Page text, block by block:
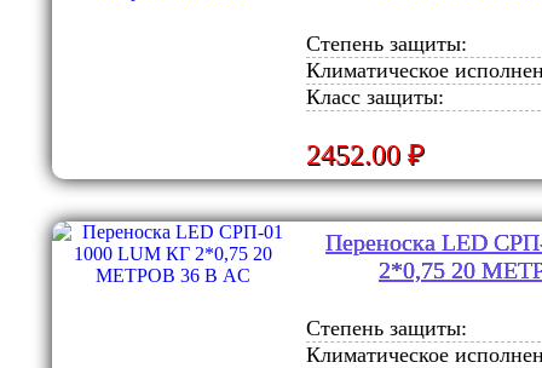
Степень защиты:
Климатическое
Класс защиты:
2452.00 ₽
Переноска LED
2*0,75 20
Степень защиты:
Климатическое